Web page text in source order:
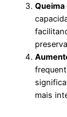
Queima
mais